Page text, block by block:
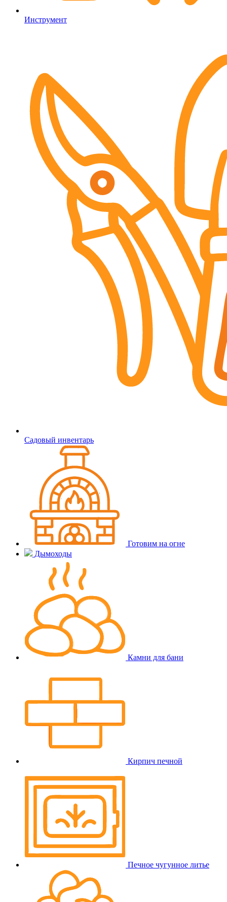
Инструмент
Садовый инвентарь
Готовим на огне
Дымоходы
Камни для бани
Кирпич печной
Печное чугунное литье